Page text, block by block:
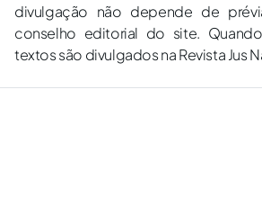
divulgação não depende de
conselho editorial do site.
textos são divulgados na Revista Jus